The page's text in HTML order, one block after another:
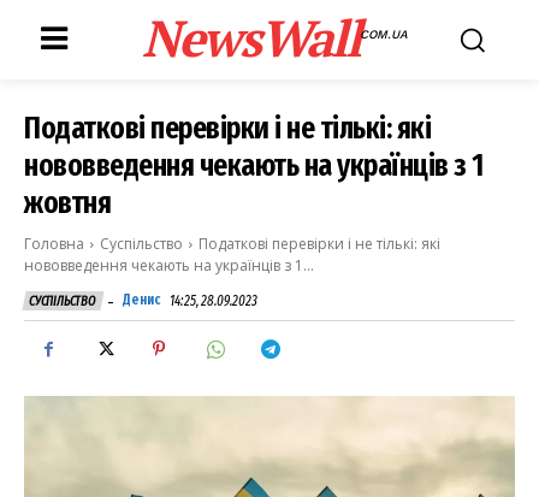
NewsWallCOM.UA
Податкові перевірки і не тількі: які
нововведення чекають на українців з 1
жовтня
Головна Суспільство
Податкові перевірки і не тількі: які
нововведення чекають на українців з 1...
СУСПІЛЬСТВО - Денис 14:25, 28.09.2023